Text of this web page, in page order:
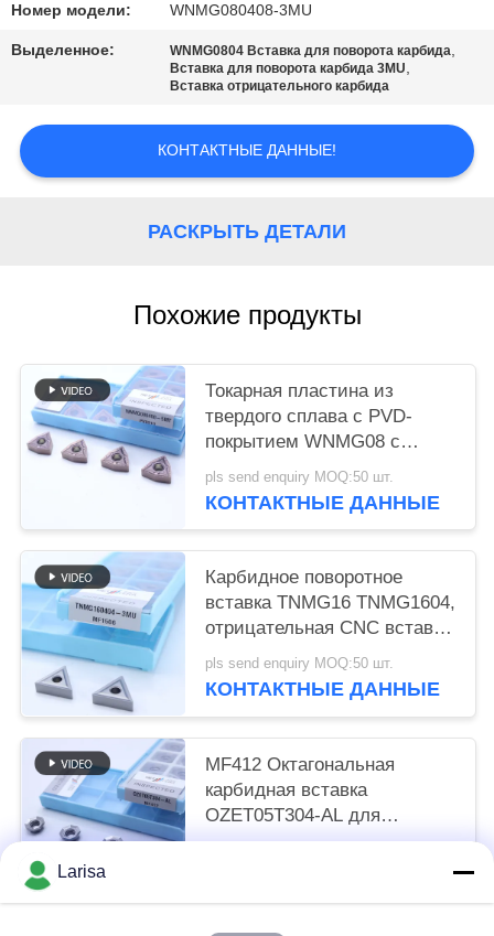
ПОЛИТИКА
КОНФИДЕНЦИАЛЬНОСТИ
Номер модели: WNMG080408-3MU
Выделенное: WNMG0804 Вставка для поворота карбида,
Вставка для поворота карбида 3MU,
Вставка отрицательного карбида
КОНТАКТНЫЕ ДАННЫЕ!
РАСКРЫТЬ ДЕТАЛИ
Похожие продукты
Токарная пластина из
твердого сплава с PVD-
покрытием WNMG08 с
стружколомом 5MT для
стали и легированной стали
pls send enquiry MOQ:50 шт.
КОНТАКТНЫЕ ДАННЫЕ
Карбидное поворотное
вставка TNMG16 TNMG1604,
отрицательная CNC вставка
с 3MU полуфабрикатом
Chipbreaker
pls send enquiry MOQ:50 шт.
КОНТАКТНЫЕ ДАННЫЕ
MF412 Октагональная
карбидная вставка
OZET05T304-AL для
обработки алюминиевой
Larisa